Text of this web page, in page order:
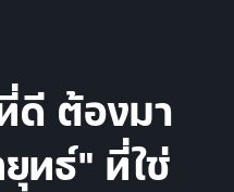
ดี ต้องมา
ทธ์" ที่ใช่